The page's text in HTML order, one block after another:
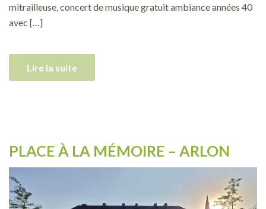
mitrailleuse, concert de musique gratuit ambiance années 40
avec […]
Lire la suite
PLACE À LA MÉMOIRE – ARLON